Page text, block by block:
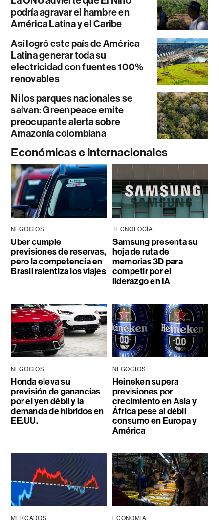
podría agravar el hambre en
América Latina y el Caribe
Así logró este país de América
Latina generar toda su
electricidad con fuentes 100%
renovables
Ni los parques nacionales se
salvan: Greenpeace emite
preocupante alerta sobre
Amazonía colombiana
Económicas e internacionales
NEGOCIOS
Uber cumple
previsiones de reservas,
pero la competencia en
Brasil ralentiza los viajes
TECNOLOGÍA
Samsung presenta su
hoja de ruta de
memorias 3D para
competir por el
liderazgo en IA
NEGOCIOS
Honda eleva su
previsión de ganancias
por el yen débil y la
demanda de híbridos en
EE.UU.
NEGOCIOS
Heineken supera
previsiones por
crecimiento en Asia y
África pese al débil
consumo en Europa y
América
MERCADOS ECONOMÍA